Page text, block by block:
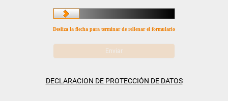
Desliza la flecha para terminar de rellenar el formulario
DECLARACION DE PROTECCIÓN DE DATOS